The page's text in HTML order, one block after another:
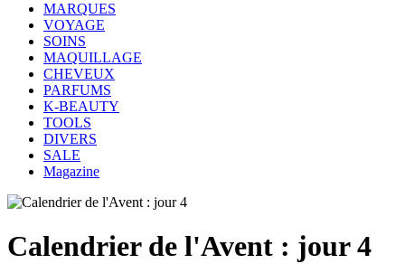
MARQUES
VOYAGE
SOINS
MAQUILLAGE
CHEVEUX
PARFUMS
K-BEAUTY
TOOLS
DIVERS
SALE
Magazine
Calendrier de l'Avent : jour 4